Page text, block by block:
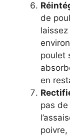
de
poulet
en
pas de